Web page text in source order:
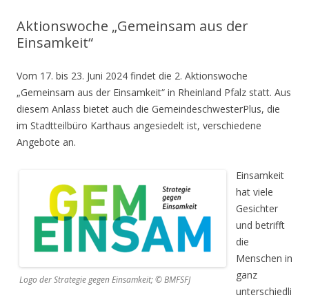
Aktionswoche „Gemeinsam aus der
Einsamkeit“
Vom 17. bis 23. Juni 2024 findet die 2. Aktionswoche
„Gemeinsam aus der Einsamkeit“ in Rheinland Pfalz statt. Aus
diesem Anlass bietet auch die GemeindeschwesterPlus, die
im Stadtteilbüro Karthaus angesiedelt ist, verschiedene
Angebote an.
Logo der Strategie gegen Einsamkeit; © BMFSFJ
Einsamkeit
hat viele
Gesichter
und betrifft
die
Menschen in
ganz
unterschiedli